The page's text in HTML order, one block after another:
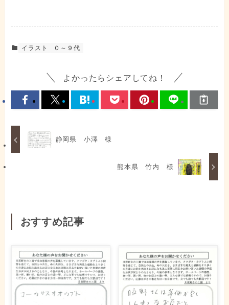
イラスト ０～９代
よかったらシェアしてね！
静岡県 小澤 様
熊本県 竹内 様
おすすめ記事